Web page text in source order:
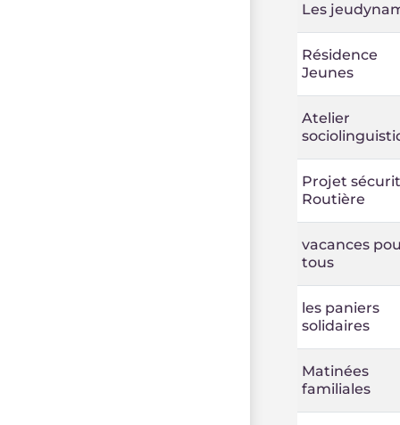
Les
Résidence
Jeunes
Atelier
Projet
Routière
vacances
tous
les paniers
solidaires
Matinées
familiales